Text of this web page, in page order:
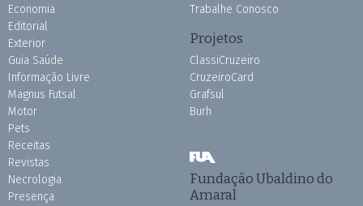
Economia
Editorial
Exterior
Guia Saúde
Informação Livre
Magnus Futsal
Motor
Pets
Receitas
Revistas
Necrologia
Presença
Trabalhe Conosco
Projetos
ClassiCruzeiro
CruzeiroCard
Grafsul
Burh
Fundação Ubaldino do
Amaral